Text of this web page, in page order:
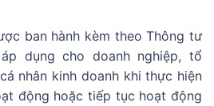
ban hành kèm theo Thông tư
dụng cho doanh nghiệp, tổ
nhân kinh doanh khi thực hiện
động hoặc tiếp tục hoạt động